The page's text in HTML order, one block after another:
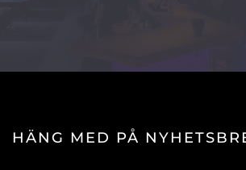
HÄNG MED PÅ